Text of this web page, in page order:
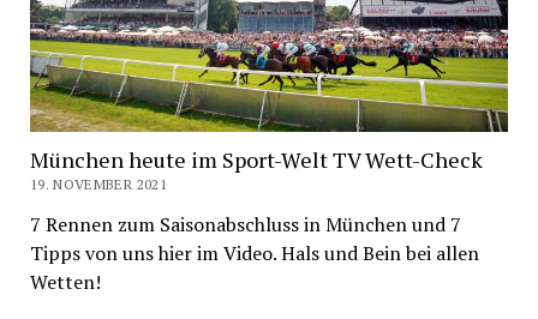
München heute im Sport-Welt TV Wett-Check
19. NOVEMBER 2021
7 Rennen zum Saisonabschluss in München und 7
Tipps von uns hier im Video. Hals und Bein bei allen
Wetten!